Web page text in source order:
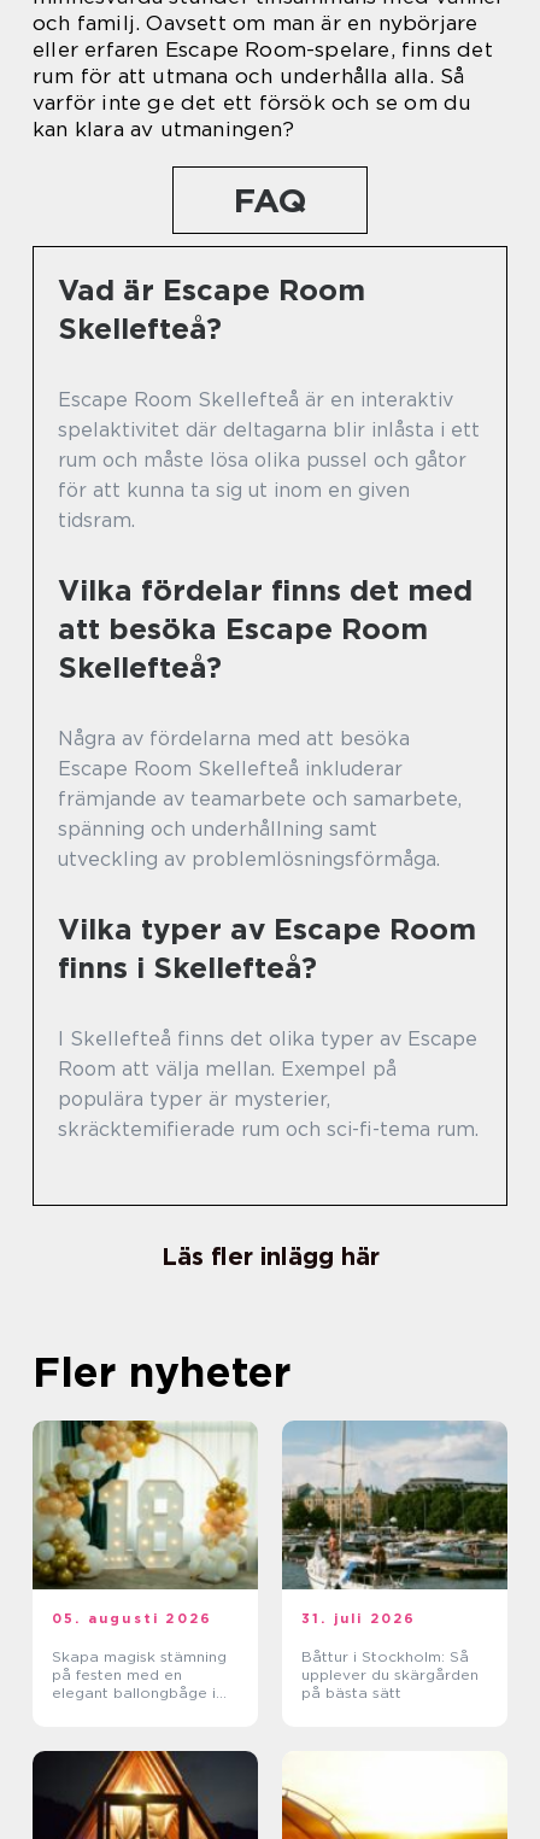
och familj. Oavsett om man är en nybörjare
eller erfaren Escape Room-spelare, finns det
rum för att utmana och underhålla alla. Så
varför inte ge det ett försök och se om du
kan klara av utmaningen?
FAQ
Vad är Escape Room
Skellefteå?
Escape Room Skellefteå är en interaktiv
spelaktivitet där deltagarna blir inlåsta i ett
rum och måste lösa olika pussel och gåtor
för att kunna ta sig ut inom en given
tidsram.
Vilka fördelar finns det med
att besöka Escape Room
Skellefteå?
Några av fördelarna med att besöka
Escape Room Skellefteå inkluderar
främjande av teamarbete och samarbete,
spänning och underhållning samt
utveckling av problemlösningsförmåga.
Vilka typer av Escape Room
finns i Skellefteå?
I Skellefteå finns det olika typer av Escape
Room att välja mellan. Exempel på
populära typer är mysterier,
skräcktemifierade rum och sci-fi-tema rum.
Läs fler inlägg här
Fler nyheter
05. augusti 2026
Skapa magisk stämning
på festen med en
elegant ballongbåge i
31. juli 2026
Båttur i Stockholm: Så
upplever du skärgården
på bästa sätt